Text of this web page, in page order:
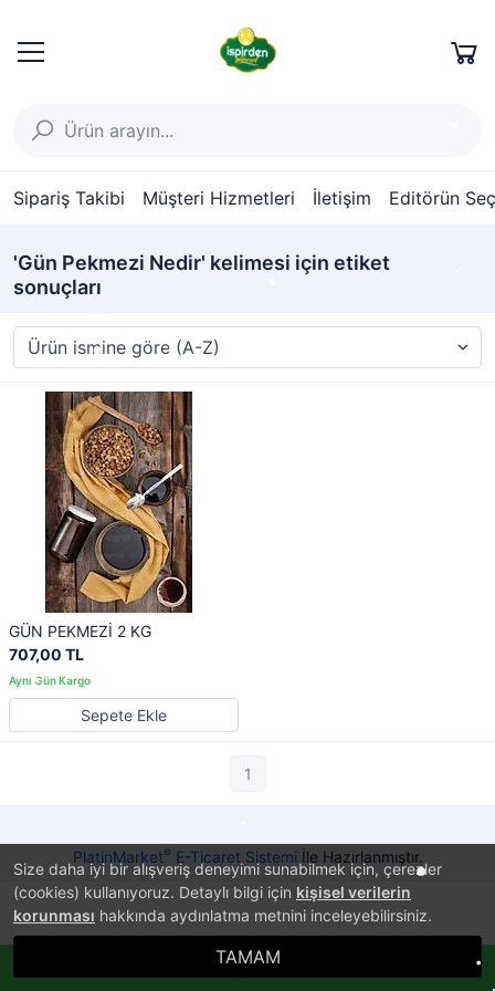
Sipariş Takibi Müşteri Hizmetleri İletişim Editörün
Size daha iyi bir alışveriş deneyimi sunabilmek için, çerezler
(cookies) kullanıyoruz. Detaylı bilgi için kişisel verilerin
korunması hakkında aydınlatma metnini inceleyebilirsiniz.
TAMAM
'Gün Pekmezi Nedir' kelimesi için etiket
sonuçları
GÜN PEKMEZİ 2 KG
707,00 TL
Sepete Ekle
1
PlatinMarket® E-Ticaret Sistemi İle Hazırlanmıştır.
Whatsappla Sipariş Ver!